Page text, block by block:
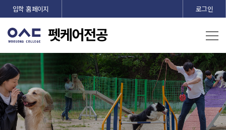
입학 홈페이지 로그인